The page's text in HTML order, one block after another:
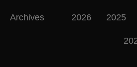
Archives 2026 2025